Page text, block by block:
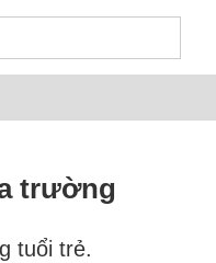
trường
tuổi trẻ.